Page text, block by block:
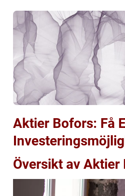
Aktier Bofors: Få
Översikt av Aktier